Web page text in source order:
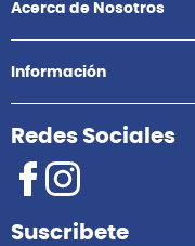
Acerca de Nosotros
Información
Redes Sociales
Suscribete